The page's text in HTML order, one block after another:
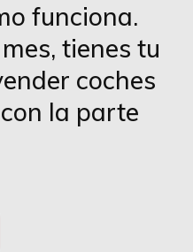
funciona.
tienes tu
coches
la parte